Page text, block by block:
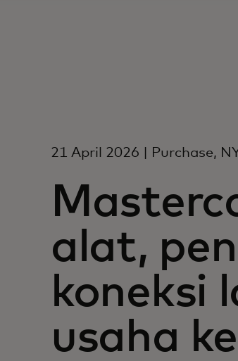
21 April 2026 | Purchase,
alat,
koneksi
usaha